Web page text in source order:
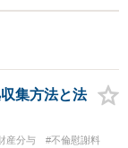
相
集方法と法
産分与 #不倫慰謝料